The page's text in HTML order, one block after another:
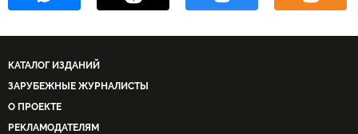
КАТАЛОГ ИЗДАНИЙ
ЗАРУБЕЖНЫЕ ЖУРНАЛИСТЫ
О ПРОЕКТЕ
РЕКЛАМОДАТЕЛЯМ